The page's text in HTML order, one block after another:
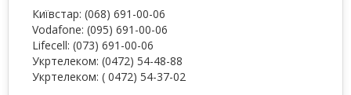
Київстар: (068) 691-00-06
Vodafone: (095) 691-00-06
Lifecell: (073) 691-00-06
Укртелеком: (0472) 54-48-88
Укртелеком: ( 0472) 54-37-02